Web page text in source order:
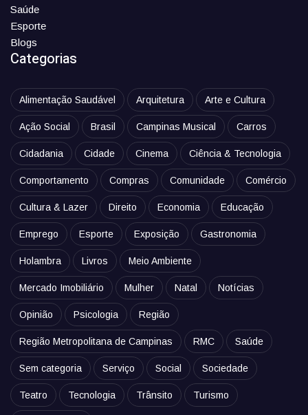
Saúde
Esporte
Blogs
Categorias
Alimentação Saudável Arquitetura Arte e Cultura
Ação Social Brasil Campinas Musical Carros
Cidadania Cidade Cinema Ciência & Tecnologia
Comportamento Compras Comunidade Comércio
Cultura & Lazer Direito Economia Educação
Emprego Esporte Exposição Gastronomia
Holambra Livros Meio Ambiente
Mercado Imobiliário Mulher Natal Notícias
Opinião Psicologia Região
Região Metropolitana de Campinas RMC Saúde
Sem categoria Serviço Social Sociedade
Teatro Tecnologia Trânsito Turismo